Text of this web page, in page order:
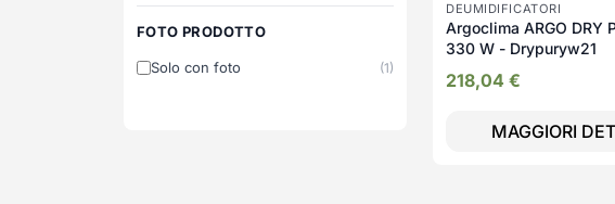
FOTO PRODOTTO
Solo con foto (1)
DEUMIDIFICATORI
Argoclima ARGO DRY
330 W - Drypuryw21
218,04 €
MAGGIORI